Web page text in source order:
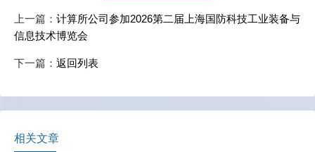
上一篇： 计算所公司参加2026第二届上海国防科技工业装备与
信息技术博览会
下一篇： 返回列表
相关文章